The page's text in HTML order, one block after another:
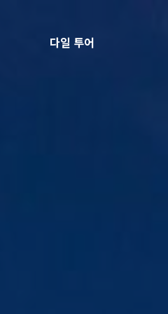
다일 투어